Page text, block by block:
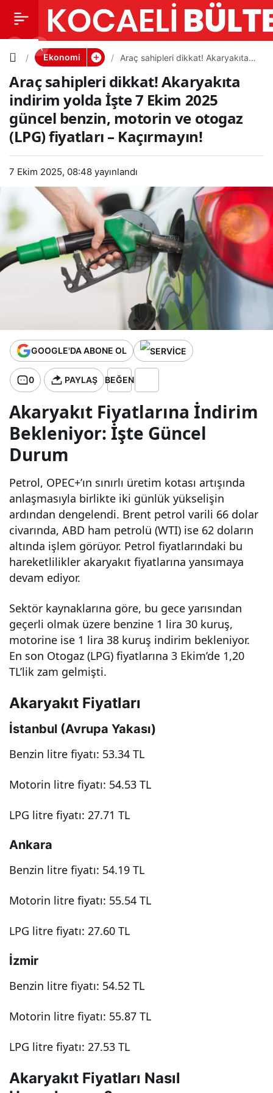
Ekonomi
Araç sahipleri dikkat! Akaryakıta
güncel benzin, motorin ve otogaz
(LPG) fiyatları – Kaçırmayın!
Araç sahipleri dikkat! Akaryakıta
indirim yolda İşte 7 Ekim 2025
güncel benzin, motorin ve otogaz
(LPG) fiyatları – Kaçırmayın!
7 Ekim 2025, 08:48 yayınlandı
GOOGLE'DA ABONE OL
0 PAYLAŞ BEĞEN
Akaryakıt Fiyatlarına İndirim
Bekleniyor: İşte Güncel
Durum
Petrol, OPEC+’ın sınırlı üretim kotası artışında
anlaşmasıyla birlikte iki günlük yükselişin
ardından dengelendi. Brent petrol varili 66 dolar
civarında, ABD ham petrolü (WTI) ise 62 doların
altında işlem görüyor. Petrol fiyatlarındaki bu
hareketlilikler akaryakıt fiyatlarına yansımaya
devam ediyor.
Sektör kaynaklarına göre, bu gece yarısından
geçerli olmak üzere benzine 1 lira 30 kuruş,
motorine ise 1 lira 38 kuruş indirim bekleniyor.
En son Otogaz (LPG) fiyatlarına 3 Ekim’de 1,20
TL’lik zam gelmişti.
Akaryakıt Fiyatları
İstanbul (Avrupa Yakası)
Benzin litre fiyatı: 53.34 TL
Motorin litre fiyatı: 54.53 TL
LPG litre fiyatı: 27.71 TL
Ankara
Benzin litre fiyatı: 54.19 TL
Motorin litre fiyatı: 55.54 TL
LPG litre fiyatı: 27.60 TL
İzmir
Benzin litre fiyatı: 54.52 TL
Motorin litre fiyatı: 55.87 TL
LPG litre fiyatı: 27.53 TL
Akaryakıt Fiyatları Nasıl
Araç
sahipleri
dikkat!
Akaryakıt
yolda İşte
2025
motorin
ve otogaz
(LPG)
fiyatları –
Kaçırmayı
n!
PAYLAŞ